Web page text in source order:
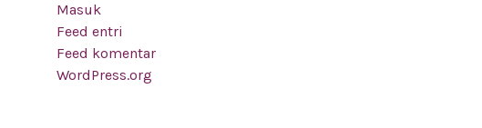
Masuk
Feed entri
Feed komentar
WordPress.org